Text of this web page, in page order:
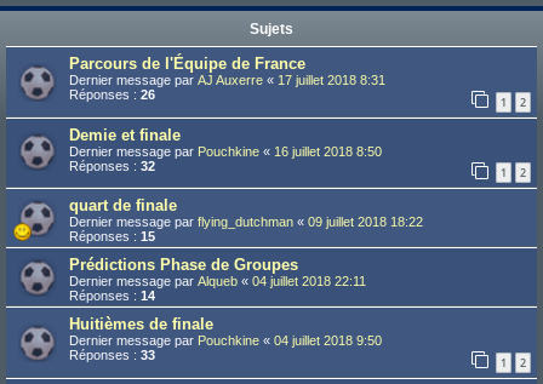
Sujets
Parcours de l'Équipe de France
Dernier message par AJ Auxerre « 17 juillet 2018 8:31
Réponses : 26 1 2
Demie et finale
Dernier message par Pouchkine « 16 juillet 2018 8:50
Réponses : 32 1 2
quart de finale
Dernier message par flying_dutchman « 09 juillet 2018 18:22
Réponses : 15
Prédictions Phase de Groupes
Dernier message par Alqueb « 04 juillet 2018 22:11
Réponses : 14
Huitièmes de finale
Dernier message par Pouchkine « 04 juillet 2018 9:50
Réponses : 33 1 2